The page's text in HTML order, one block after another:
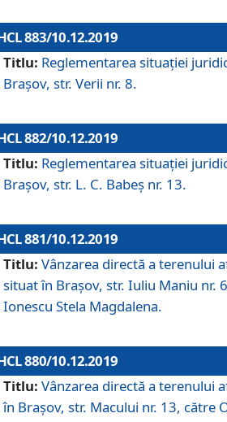
883/10.12.2019
Titlu: Reglementarea situației
Brașov, str. Verii nr. 8.
882/10.12.2019
Titlu: Reglementarea situației
Brașov, str. L. C. Babeș nr. 13.
881/10.12.2019
Titlu: Vânzarea directă a terenului
situat în Brașov, str. Iuliu Maniu nr.
Ionescu Stela Magdalena.
880/10.12.2019
Titlu: Vânzarea directă a terenului
în Brașov, str. Macului nr. 13, către